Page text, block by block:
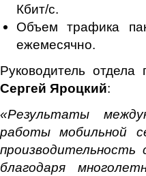
Кбит/с.
Объем трафика
ежемесячно.
Руководитель
Сергей Яроцкий:
«Результаты
работы мобильной
благодаря